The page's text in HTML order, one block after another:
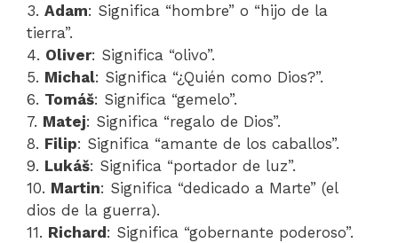
3. Adam: Significa “hombre” o “hijo de la
tierra”.
4. Oliver: Significa “olivo”.
5. Michal: Significa “¿Quién como Dios?”.
6. Tomáš: Significa “gemelo”.
7. Matej: Significa “regalo de Dios”.
8. Filip: Significa “amante de los caballos”.
9. Lukáš: Significa “portador de luz”.
10. Martin: Significa “dedicado a Marte” (el
dios de la guerra).
11. Richard: Significa “gobernante poderoso”.